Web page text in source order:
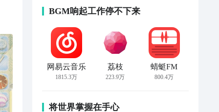
BGM响起工作停不下来
网易云音乐
1815.3万
荔枝
223.9万
蜻蜓FM
800.4万
将世界掌握在手心